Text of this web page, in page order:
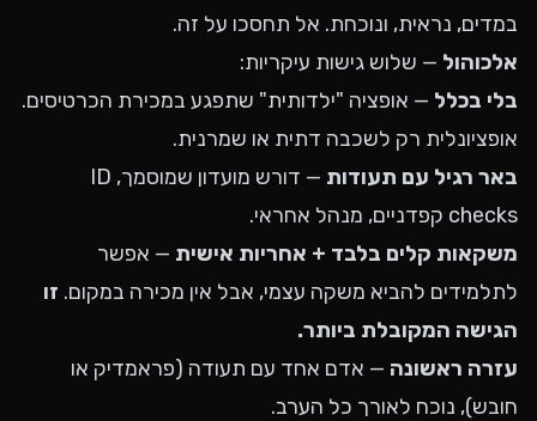
במדים, נראית, ונוכחת. אל תחסכו על זה.
אלכוהול — שלוש גישות עיקריות:
בלי בכלל — אופציה "ילדותית" שתפגע במכירת הכרטיסים.
אופציונלית רק לשכבה דתית או שמרנית.
באר רגיל עם תעודות
— דורש מועדון שמוסמך, ID
checks קפדניים, מנהל אחראי.
משקאות קלים בלבד + אחריות אישית — אפשר
לתלמידים להביא משקה עצמי, אבל אין מכירה במקום. זו
הגישה המקובלת ביותר.
עזרה ראשונה — אדם אחד עם תעודה (פראמדיק או
חובש), נוכח לאורך כל הערב.